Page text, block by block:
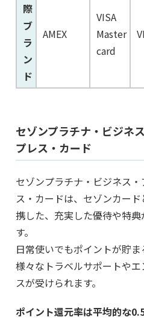
際
ブ
ラ
ン
ド
AMEX
VISA
Master
card
セゾンプラチナ・ビジネ
プレス・カード
セゾンプラチナ・ビジネス
ス・カードは、セゾンカー
携した、充実した優待や特
す。
日常使いでもポイントが貯
様々なトラベルサポートや
スが受けられます。
ポイント還元率は平均的な